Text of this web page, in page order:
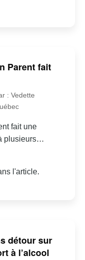
Parent fait
: Vedette
fait une
plusieurs…
l'article.
détour sur
à l’alcool